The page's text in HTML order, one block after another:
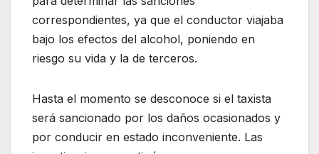
correspondientes, ya que el conductor viajaba
bajo los efectos del alcohol, poniendo en
riesgo su vida y la de terceros.
Hasta el momento se desconoce si el taxista
será sancionado por los daños ocasionados y
por conducir en estado inconveniente. Las